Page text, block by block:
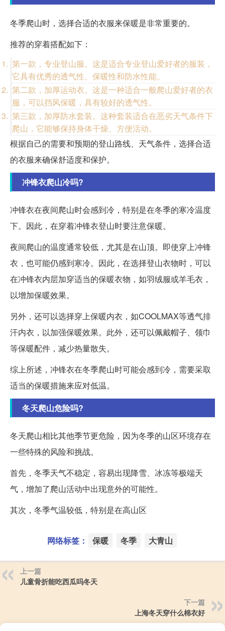
冬季爬山时，选择合适的衣服来保暖是非常重要的。
推荐的穿着搭配如下：
第一款，专业登山服。这是适合专业登山爱好者的服装，
它具有优秀的透气性、保暖性和防水性能。
第二款，加厚运动衣。这是一种适合一般爬山爱好者的衣
服，可以挡风保暖，具有较好的透气性。
第三款，加厚防水套装。这种套装适合在恶劣天气条件下
爬山，它能够保持身体干燥、方便活动。
根据自己的需要和预期的登山路线、天气条件，选择合适
的衣服来确保舒适度和保护。
冲锋衣爬山冷吗?
冲锋衣在夜间爬山时会感到冷，特别是在冬季的寒冷温度
下。因此，在穿着冲锋衣登山时要注意保暖。
夜间爬山的温度通常较低，尤其是在山顶。即使穿上冲锋
衣，也可能仍感到寒冷。因此，在选择登山衣物时，可以
在冲锋衣内层加穿适当的保暖衣物，如羽绒服或羊毛衣，
以增加保暖效果。
另外，还可以选择穿上保暖内衣，如COOLMAX等透气排
汗内衣，以加强保暖效果。此外，还可以佩戴帽子、领巾
等保暖配件，减少热量散失。
综上所述，冲锋衣在冬季爬山时可能会感到冷，需要采取
适当的保暖措施来应对低温。
冬天爬山危险吗?
冬天爬山相比其他季节更危险，因为冬季的山区环境存在
一些特殊的风险和挑战。
首先，冬季天气不稳定，容易出现降雪、冰冻等极端天
气，增加了爬山活动中出现意外的可能性。
其次，冬季气温较低，特别是在高山区
网络标签： 保暖 冬季 大青山
上一篇
儿童骨折能吃西瓜吗冬天
下一篇
上海冬天穿什么棉衣好